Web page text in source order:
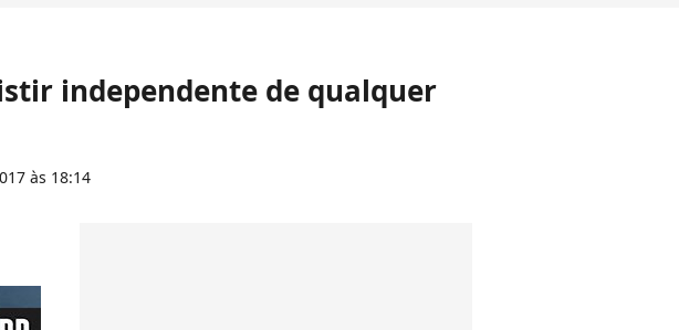
independente de qualquer
às 18:14